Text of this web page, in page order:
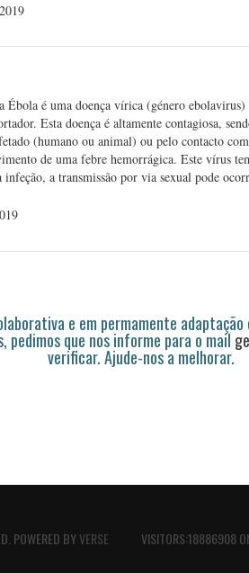
Ébola é uma doença vírica (género
Esta doença é altamente contagiosa,
(humano ou animal) ou pelo contacto
de uma febre hemorrágica. Este vírus
a transmissão por via sexual pode
e em permamente
pedimos que nos informe para o mail
verificar. Ajude-nos a melhorar.
POWERED BYVERSE VISITORS:18886908